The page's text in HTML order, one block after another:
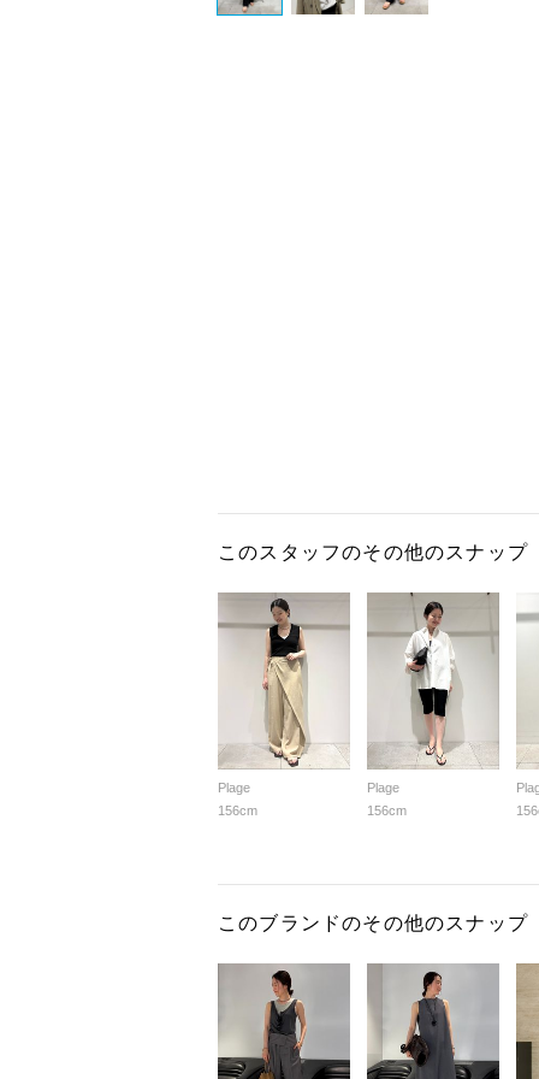
このスタッフのその他のスナップ
Plage
156cm
Plage
156cm
このブランドのその他のスナップ